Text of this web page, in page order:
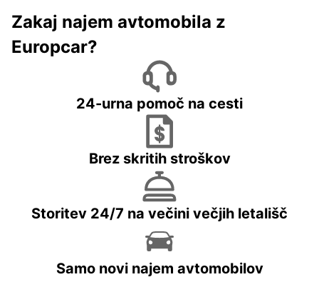
Zakaj najem avtomobila z
Europcar?
24-urna pomoč na cesti
Brez skritih stroškov
Storitev 24/7 na večini večjih letališč
Samo novi najem avtomobilov